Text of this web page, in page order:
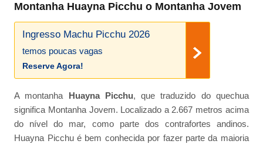
Montanha Huayna Picchu o Montanha Jovem
Ingresso Machu Picchu 2026
temos poucas vagas
Reserve Agora!
A montanha Huayna Picchu, que traduzido do quechua
significa Montanha Jovem. Localizado a 2.667 metros acima
do nível do mar, como parte dos contrafortes andinos.
Huayna Picchu é bem conhecida por fazer parte da maioria